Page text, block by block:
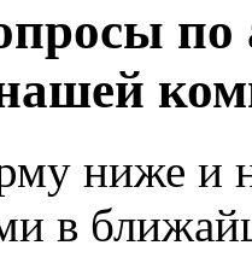
по
ниже и
в